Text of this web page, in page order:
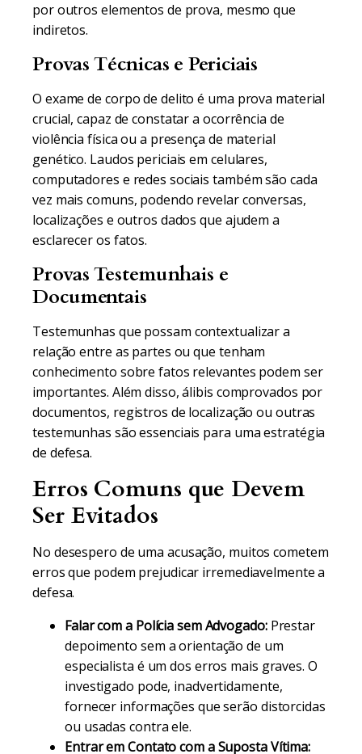
por outros elementos de prova, mesmo que
indiretos.
Provas Técnicas e Periciais
O exame de corpo de delito é uma prova material
crucial, capaz de constatar a ocorrência de
violência física ou a presença de material
genético. Laudos periciais em celulares,
computadores e redes sociais também são cada
vez mais comuns, podendo revelar conversas,
localizações e outros dados que ajudem a
esclarecer os fatos.
Provas Testemunhais e
Documentais
Testemunhas que possam contextualizar a
relação entre as partes ou que tenham
conhecimento sobre fatos relevantes podem ser
importantes. Além disso, álibis comprovados por
documentos, registros de localização ou outras
testemunhas são essenciais para uma estratégia
de defesa.
Erros Comuns que Devem
Ser Evitados
No desespero de uma acusação, muitos cometem
erros que podem prejudicar irremediavelmente a
defesa.
Falar com a Polícia sem Advogado:Prestar
depoimento sem a orientação de um
especialista é um dos erros mais graves. O
investigado pode, inadvertidamente,
fornecer informações que serão distorcidas
ou usadas contra ele.
Entrar em Contato com a Suposta Vítima: